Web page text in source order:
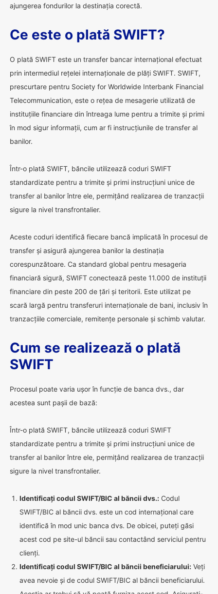
ajungerea fondurilor la destinația corectă.
Ce este o plată SWIFT?
O plată SWIFT este un transfer bancar internațional efectuat
prin intermediul rețelei internaționale de plăți SWIFT. SWIFT,
prescurtare pentru Society for Worldwide Interbank Financial
Telecommunication, este o rețea de mesagerie utilizată de
instituțiile financiare din întreaga lume pentru a trimite și primi
în mod sigur informații, cum ar fi instrucțiunile de transfer al
banilor.
Într-o plată SWIFT, băncile utilizează coduri SWIFT
standardizate pentru a trimite și primi instrucțiuni unice de
transfer al banilor între ele, permițând realizarea de tranzacții
sigure la nivel transfrontalier.
Aceste coduri identifică fiecare bancă implicată în procesul de
transfer și asigură ajungerea banilor la destinația
corespunzătoare. Ca standard global pentru mesageria
financiară sigură, SWIFT conectează peste 11.000 de instituții
financiare din peste 200 de țări și teritorii. Este utilizat pe
scară largă pentru transferuri internaționale de bani, inclusiv în
tranzacțiile comerciale, remitențe personale și schimb valutar.
Cum se realizează o plată
SWIFT
Procesul poate varia ușor în funcție de banca dvs., dar
acestea sunt pașii de bază:
Într-o plată SWIFT, băncile utilizează coduri SWIFT
standardizate pentru a trimite și primi instrucțiuni unice de
transfer al banilor între ele, permițând realizarea de tranzacții
sigure la nivel transfrontalier.
Identificați codul SWIFT/BIC al băncii dvs.: Codul
SWIFT/BIC al băncii dvs. este un cod internațional care
identifică în mod unic banca dvs. De obicei, puteți găsi
acest cod pe site-ul băncii sau contactând serviciul pentru
clienți.
Identificați codul SWIFT/BIC al băncii beneficiarului: Veți
avea nevoie și de codul SWIFT/BIC al băncii beneficiarului.